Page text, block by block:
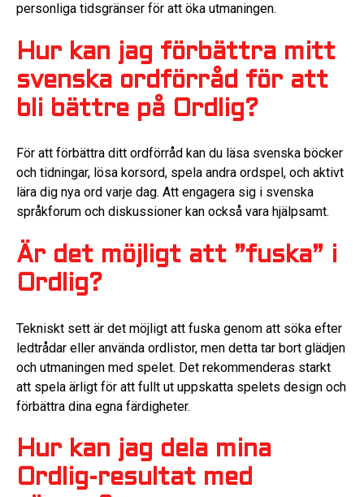
personliga tidsgränser för att öka utmaningen.
Hur kan jag förbättra mitt
svenska ordförråd för att
bli bättre på Ordlig?
För att förbättra ditt ordförråd kan du läsa svenska böcker
och tidningar, lösa korsord, spela andra ordspel, och aktivt
lära dig nya ord varje dag. Att engagera sig i svenska
språkforum och diskussioner kan också vara hjälpsamt.
Är det möjligt att ”fuska” i
Ordlig?
Tekniskt sett är det möjligt att fuska genom att söka efter
ledtrådar eller använda ordlistor, men detta tar bort glädjen
och utmaningen med spelet. Det rekommenderas starkt
att spela ärligt för att fullt ut uppskatta spelets design och
förbättra dina egna färdigheter.
Hur kan jag dela mina
Ordlig-resultat med